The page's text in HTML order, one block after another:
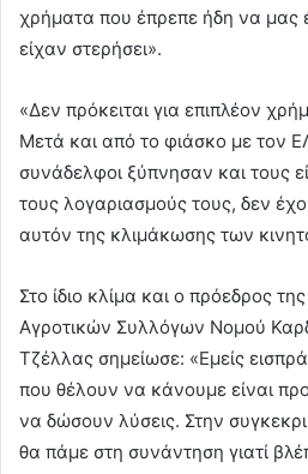
χρήματα που έπρεπε ήδη να μας
είχαν στερήσει».
«Δεν πρόκειται για επιπλέον
Μετά και από το φιάσκο με τον
συνάδελφοι ξύπνησαν και τους
τους λογαριασμούς τους, δεν
αυτόν της κλιμάκωσης των
Στο ίδιο κλίμα και ο πρόεδρος
Αγροτικών Συλλόγων Νομού
Τζέλλας σημείωσε: «Εμείς
που θέλουν να κάνουμε είναι
να δώσουν λύσεις. Στην
θα πάμε στη συνάντηση γιατί